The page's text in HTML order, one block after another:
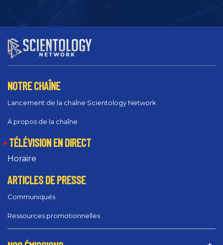
NOTRE CHAÎNE
Lancement de la chaîne Scientology Network
À propos de la chaîne
TÉLÉVISION EN DIRECT
Horaire
ARTICLES DE PRESSE
Communiqués
Ressources promotionnelles